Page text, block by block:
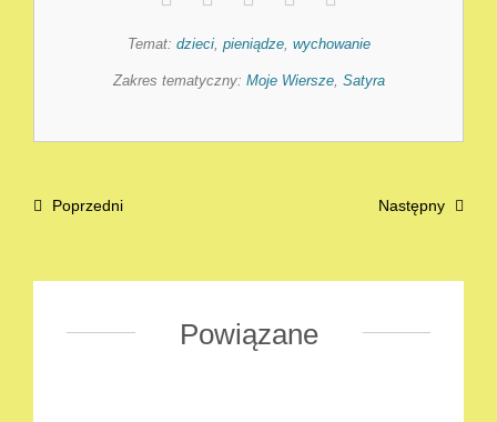
Temat: dzieci, pieniądze, wychowanie
Zakres tematyczny: Moje Wiersze, Satyra
Następny
Poprzedni
Powiązane